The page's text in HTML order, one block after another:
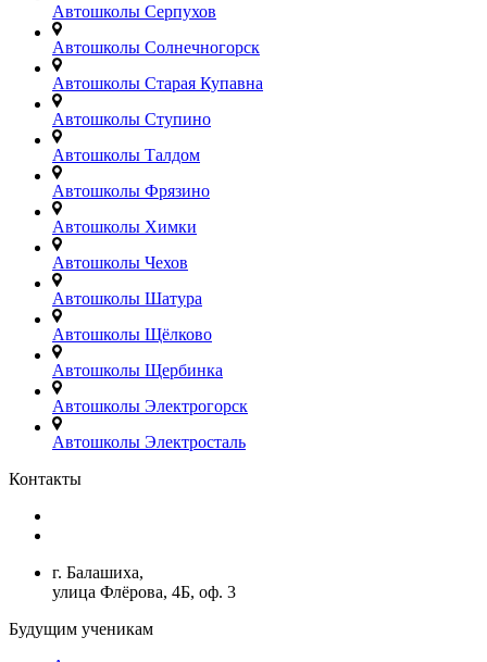
Автошколы Серпухов
Автошколы Солнечногорск
Автошколы Старая Купавна
Автошколы Ступино
Автошколы Талдом
Автошколы Фрязино
Автошколы Химки
Автошколы Чехов
Автошколы Шатура
Автошколы Щёлково
Автошколы Щербинка
Автошколы Электрогорск
Автошколы Электросталь
Контакты
г. Балашиха,
улица Флёрова, 4Б, оф. 3
Будущим ученикам